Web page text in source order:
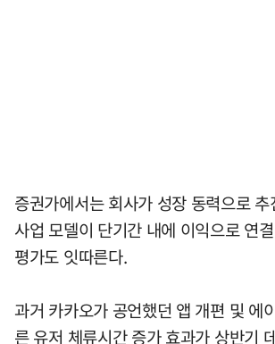
증권가에서는 회사가 성장 동력으로
사업 모델이 단기간 내에 이익으로 연
평가도 잇따른다.
과거 카카오가 공언했던 앱 개편 및 에
른 유저 체류시간 증가 효과가 상반기